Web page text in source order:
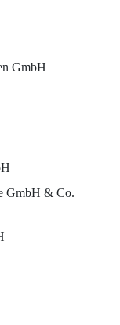
GmbH
GmbH & Co.